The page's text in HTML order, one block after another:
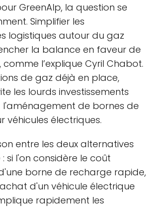
GreenAlp, la question se
Simplifier les
logistiques autour du gaz
la balance en faveur de
l’explique Cyril Chabot.
de gaz déjà en place,
les lourds investissements
l'aménagement de bornes de
véhicules électriques.
entre les deux alternatives
si l'on considère le coût
borne de recharge rapide,
d'un véhicule électrique
rapidement les